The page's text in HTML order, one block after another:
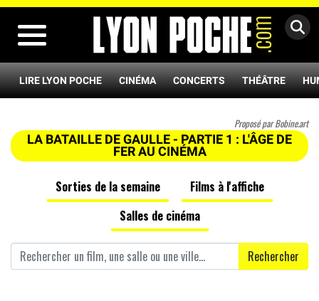
LIRE LYON POCHE CINÉMA CONCERTS THÉÂTRE
Proposé par Bobine.art
LA BATAILLE DE GAULLE - PARTIE 1 : L'ÂGE DE
FER AU CINÉMA
Sorties de la semaine
Films à l'affiche
Salles de cinéma
Rechercher